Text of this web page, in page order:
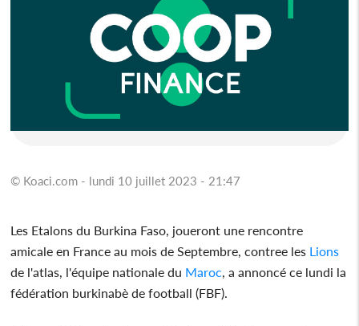
© Koaci.com - lundi 10 juillet 2023 - 21:47
Les Etalons du Burkina Faso, joueront une rencontre
amicale en France au mois de Septembre, contree les Lions
de l'atlas, l'équipe nationale du Maroc , a annoncé ce lundi la
fédération burkinabè de football (FBF).